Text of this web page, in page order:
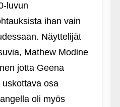
luvun
ihan vain
Näyttelijät
Mathew Modine
jotta Geena
osa
oli myös